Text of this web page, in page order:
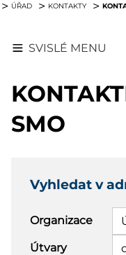
ÚŘAD KONTAKTY
SVISLÉ MENU
SMO
Vyhledat v
Organizace
Útvary